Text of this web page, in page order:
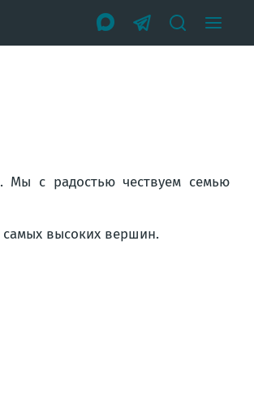
Мы с радостью чествуем семью
самых высоких вершин.